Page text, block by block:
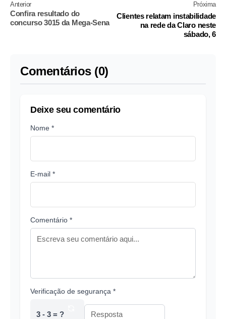
Anterior
Confira resultado do
concurso 3015 da Mega-Sena
Próxima
Clientes relatam instabilidade
na rede da Claro neste
sábado, 6
Comentários (0)
Deixe seu comentário
Nome *
E-mail *
Comentário *
Verificação de segurança *
3 - 3 = ?